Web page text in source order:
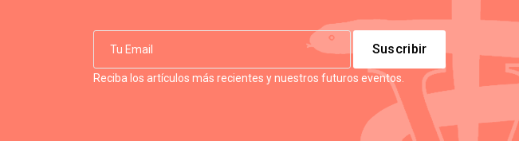
Reciba los artículos más recientes y nuestros futuros eventos.